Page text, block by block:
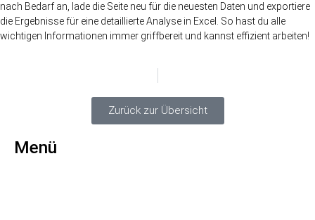
nach Bedarf an, lade die Seite neu für die neuesten Daten und exportiere
die Ergebnisse für eine detaillierte Analyse in Excel. So hast du alle
wichtigen Informationen immer griffbereit und kannst effizient arbeiten!
Zurück zur Übersicht
Menü